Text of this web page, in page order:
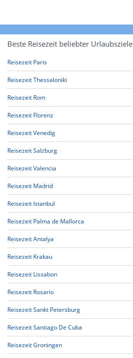
Beste Reisezeit beliebter Urlaubsziele
Reisezeit Paris
Reisezeit Thessaloniki
Reisezeit Rom
Reisezeit Florenz
Reisezeit Venedig
Reisezeit Salzburg
Reisezeit Valencia
Reisezeit Madrid
Reisezeit Istanbul
Reisezeit Palma de Mallorca
Reisezeit Antalya
Reisezeit Krakau
Reisezeit Lissabon
Reisezeit Rosario
Reisezeit Sankt Petersburg
Reisezeit Santiago De Cuba
Reisezeit Groningen